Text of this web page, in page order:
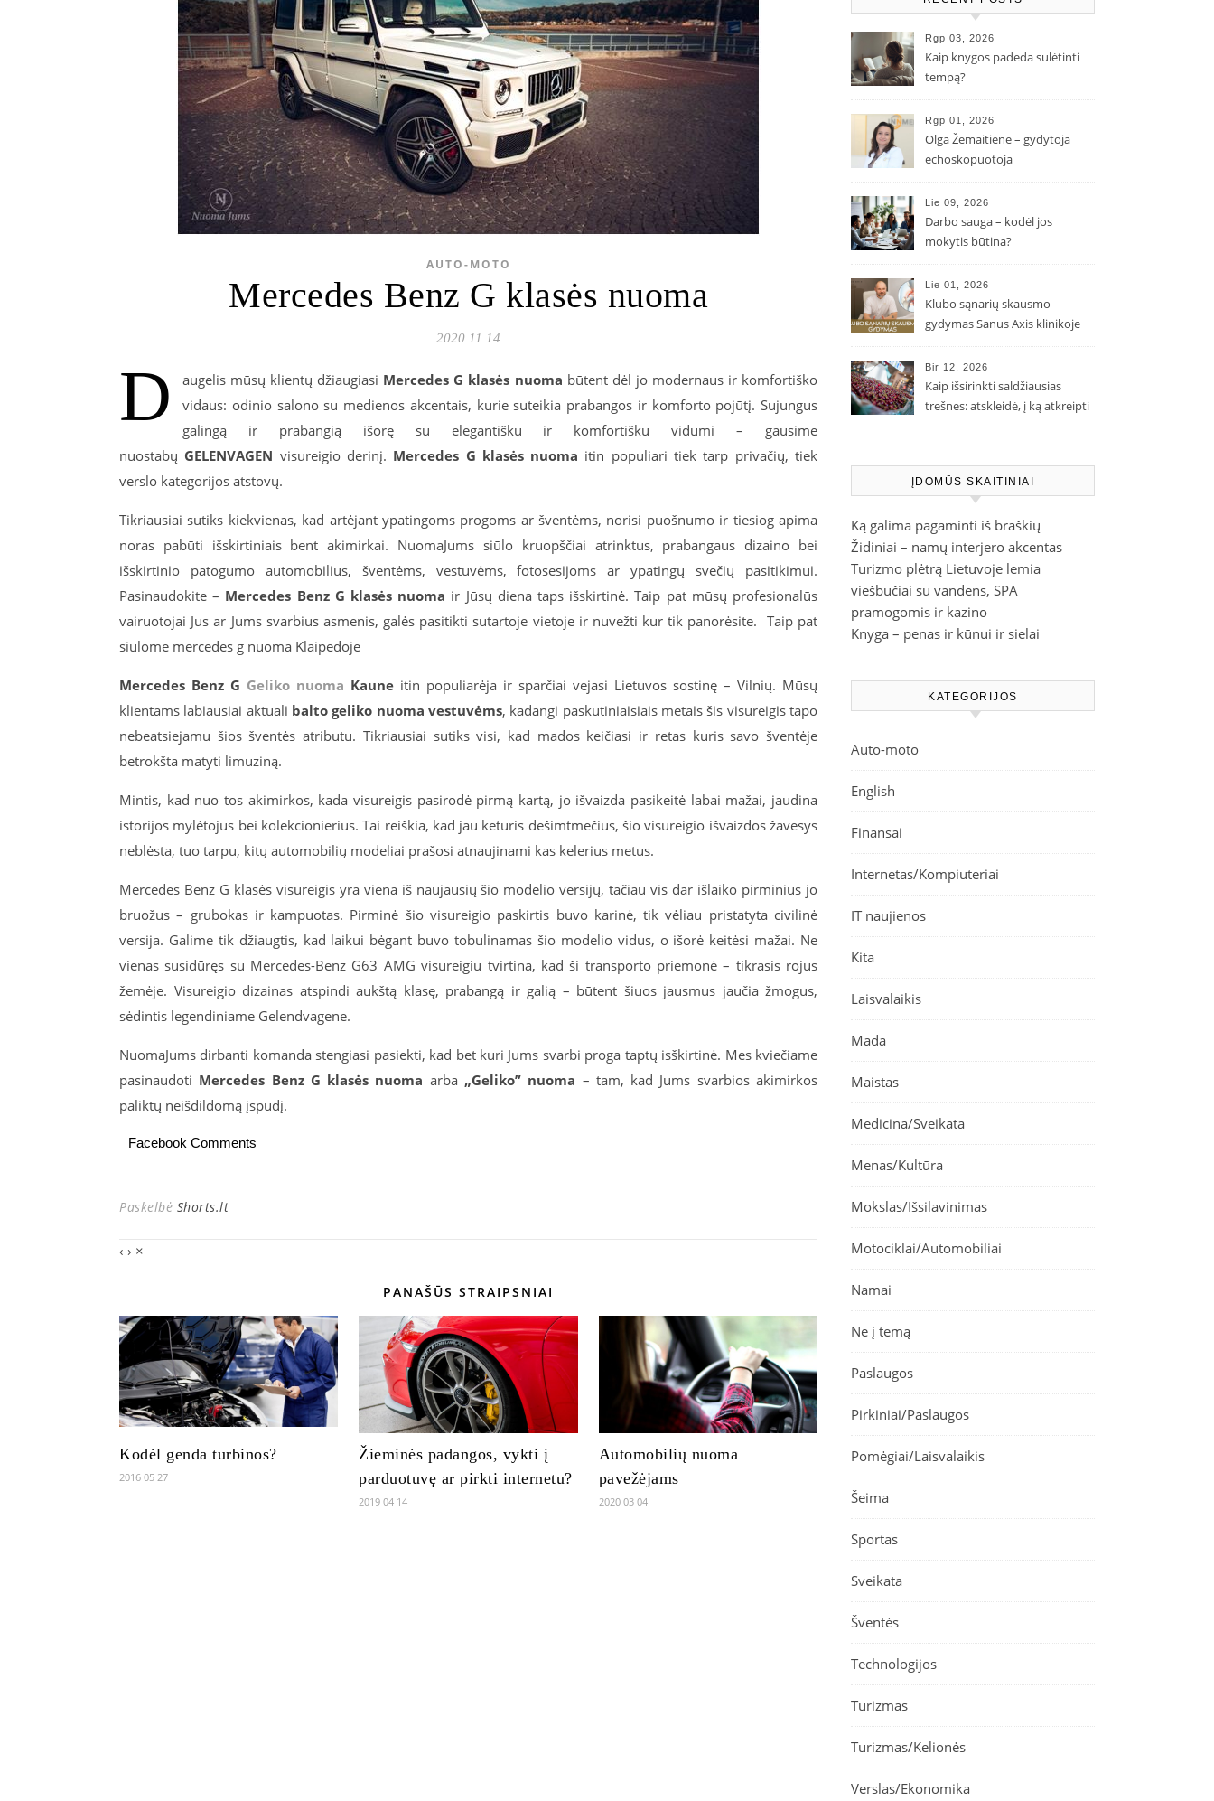
AUTO-MOTO
Mercedes Benz G klasės nuoma
2020 11 14
D augelis mūsų klientų džiaugiasi Mercedes G klasės nuoma būtent dėl jo modernaus ir komfortiško
vidaus: odinio salono su medienos akcentais, kurie suteikia prabangos ir komforto pojūtį. Sujungus
galingą ir prabangią išorę su elegantišku ir komfortišku vidumi – gausime
nuostabų GELENVAGEN visureigio derinį. Mercedes G klasės nuoma itin populiari tiek tarp privačių, tiek
verslo kategorijos atstovų.
Tikriausiai sutiks kiekvienas, kad artėjant ypatingoms progoms ar šventėms, norisi puošnumo ir tiesiog apima
noras pabūti išskirtiniais bent akimirkai. NuomaJums siūlo kruopščiai atrinktus, prabangaus dizaino bei
išskirtinio patogumo automobilius, šventėms, vestuvėms, fotosesijoms ar ypatingų svečių pasitikimui.
Pasinaudokite – Mercedes Benz G klasės nuoma ir Jūsų diena taps išskirtinė. Taip pat mūsų profesionalūs
vairuotojai Jus ar Jums svarbius asmenis, galės pasitikti sutartoje vietoje ir nuvežti kur tik panorėsite. Taip pat
siūlome mercedes g nuoma Klaipedoje
Mercedes Benz G Geliko nuoma Kaune itin populiarėja ir sparčiai vejasi Lietuvos sostinę – Vilnių. Mūsų
klientams labiausiai aktuali balto geliko nuoma vestuvėms, kadangi paskutiniaisiais metais šis visureigis tapo
nebeatsiejamu šios šventės atributu. Tikriausiai sutiks visi, kad mados keičiasi ir retas kuris savo šventėje
betrokšta matyti limuziną.
Mintis, kad nuo tos akimirkos, kada visureigis pasirodė pirmą kartą, jo išvaizda pasikeitė labai mažai, jaudina
istorijos mylėtojus bei kolekcionierius. Tai reiškia, kad jau keturis dešimtmečius, šio visureigio išvaizdos žavesys
neblėsta, tuo tarpu, kitų automobilių modeliai prašosi atnaujinami kas kelerius metus.
Mercedes Benz G klasės visureigis yra viena iš naujausių šio modelio versijų, tačiau vis dar išlaiko pirminius jo
bruožus – grubokas ir kampuotas. Pirminė šio visureigio paskirtis buvo karinė, tik vėliau pristatyta civilinė
versija. Galime tik džiaugtis, kad laikui bėgant buvo tobulinamas šio modelio vidus, o išorė keitėsi mažai. Ne
vienas susidūręs su Mercedes-Benz G63 AMG visureigiu tvirtina, kad ši transporto priemonė – tikrasis rojus
žemėje. Visureigio dizainas atspindi aukštą klasę, prabangą ir galią – būtent šiuos jausmus jaučia žmogus,
sėdintis legendiniame Gelendvagene.
NuomaJums dirbanti komanda stengiasi pasiekti, kad bet kuri Jums svarbi proga taptų isškirtinė. Mes kviečiame
pasinaudoti Mercedes Benz G klasės nuoma arba „Geliko” nuoma – tam, kad Jums svarbios akimirkos
paliktų neišdildomą įspūdį.
Facebook Comments
Paskelbė Shorts.lt
‹ › ×
PANAŠŪS STRAIPSNIAI
Kodėl genda turbinos?
2016 05 27
Žieminės padangos, vykti į
parduotuvę ar pirkti internetu?
2019 04 14
Automobilių nuoma
pavežėjams
2020 03 04
Rgp 03, 2026
Kaip knygos padeda sulėtinti
tempą?
Rgp 01, 2026
Olga Žemaitienė – gydytoja
echoskopuotoja
Lie 09, 2026
Darbo sauga – kodėl jos
mokytis būtina?
Lie 01, 2026
Klubo sąnarių skausmo
gydymas Sanus Axis klinikoje
Bir 12, 2026
Kaip išsirinkti saldžiausias
trešnes: atskleidė, į ką atkreipti
ĮDOMŪS SKAITINIAI
Ką galima pagaminti iš braškių
Židiniai – namų interjero akcentas
Turizmo plėtrą Lietuvoje lemia
viešbučiai su vandens, SPA
pramogomis ir kazino
Knyga – penas ir kūnui ir sielai
KATEGORIJOS
Auto-moto
English
Finansai
Internetas/Kompiuteriai
IT naujienos
Kita
Laisvalaikis
Mada
Maistas
Medicina/Sveikata
Menas/Kultūra
Mokslas/Išsilavinimas
Motociklai/Automobiliai
Namai
Ne į temą
Paslaugos
Pirkiniai/Paslaugos
Pomėgiai/Laisvalaikis
Šeima
Sportas
Sveikata
Šventės
Technologijos
Turizmas
Turizmas/Kelionės
Verslas/Ekonomika